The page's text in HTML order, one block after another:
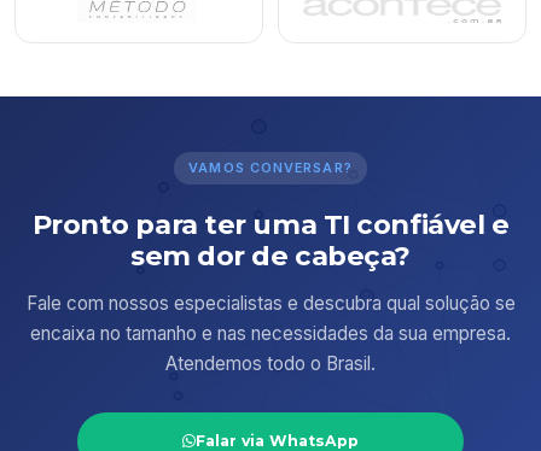
VAMOS CONVERSAR?
Pronto para ter uma TI confiável e
sem dor de cabeça?
Fale com nossos especialistas e descubra qual solução se
encaixa no tamanho e nas necessidades da sua empresa.
Atendemos todo o Brasil.
Falar via WhatsApp